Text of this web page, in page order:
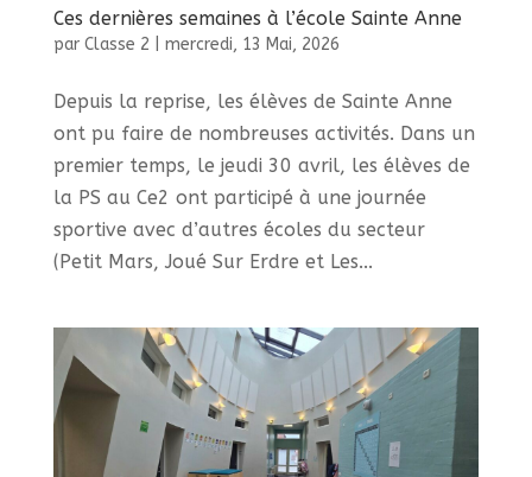
Ces dernières semaines à l’école Sainte Anne
par Classe 2 mercredi, 13 Mai, 2026
Depuis la reprise, les élèves de Sainte Anne
ont pu faire de nombreuses activités. Dans un
premier temps, le jeudi 30 avril, les élèves de
la PS au Ce2 ont participé à une journée
sportive avec d’autres écoles du secteur
(Petit Mars, Joué Sur Erdre et Les...